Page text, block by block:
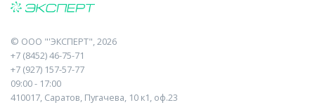
© ООО "'ЭКСПЕРТ", 2026
+7 (8452) 46-75-71
+7 (927) 157-57-77
09:00 - 17:00
410017, Саратов, Пугачева, 10 к1, оф.23